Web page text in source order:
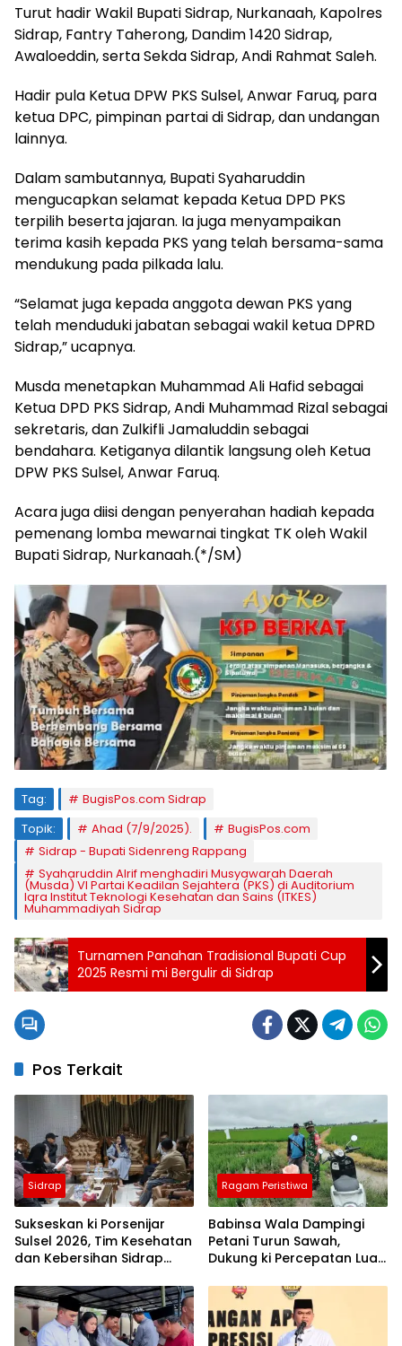
Turut hadir Wakil Bupati Sidrap, Nurkanaah, Kapolres
Sidrap, Fantry Taherong, Dandim 1420 Sidrap,
Awaloeddin, serta Sekda Sidrap, Andi Rahmat Saleh.
Hadir pula Ketua DPW PKS Sulsel, Anwar Faruq, para
ketua DPC, pimpinan partai di Sidrap, dan undangan
lainnya.
Dalam sambutannya, Bupati Syaharuddin
mengucapkan selamat kepada Ketua DPD PKS
terpilih beserta jajaran. Ia juga menyampaikan
terima kasih kepada PKS yang telah bersama-sama
mendukung pada pilkada lalu.
“Selamat juga kepada anggota dewan PKS yang
telah menduduki jabatan sebagai wakil ketua DPRD
Sidrap,” ucapnya.
Musda menetapkan Muhammad Ali Hafid sebagai
Ketua DPD PKS Sidrap, Andi Muhammad Rizal sebagai
sekretaris, dan Zulkifli Jamaluddin sebagai
bendahara. Ketiganya dilantik langsung oleh Ketua
DPW PKS Sulsel, Anwar Faruq.
Acara juga diisi dengan penyerahan hadiah kepada
pemenang lomba mewarnai tingkat TK oleh Wakil
Bupati Sidrap, Nurkanaah.(*/SM)
Tag:
BugisPos.com Sidrap
Topik:
Ahad (7/9/2025).
BugisPos.com
Sidrap - Bupati Sidenreng Rappang
Syaharuddin Alrif menghadiri Musyawarah Daerah
(Musda) VI Partai Keadilan Sejahtera (PKS) di Auditorium
Iqra Institut Teknologi Kesehatan dan Sains (ITKES)
Muhammadiyah Sidrap
Turnamen Panahan Tradisional Bupati Cup
2025 Resmi mi Bergulir di Sidrap
Pos Terkait
Sidrap
Sukseskan ki Porsenijar
Sulsel 2026, Tim Kesehatan
dan Kebersihan Sidrap
Ragam Peristiwa
Babinsa Wala Dampingi
Petani Turun Sawah,
Dukung ki Percepatan Luas